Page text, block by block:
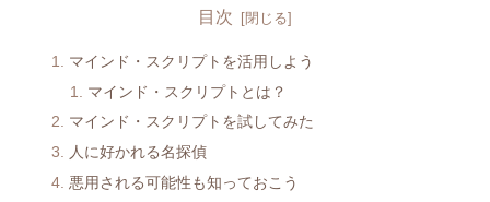
目次
マインド・スクリプトを活用しよう
マインド・スクリプトとは？
マインド・スクリプトを試してみた
人に好かれる名探偵
悪用される可能性も知っておこう